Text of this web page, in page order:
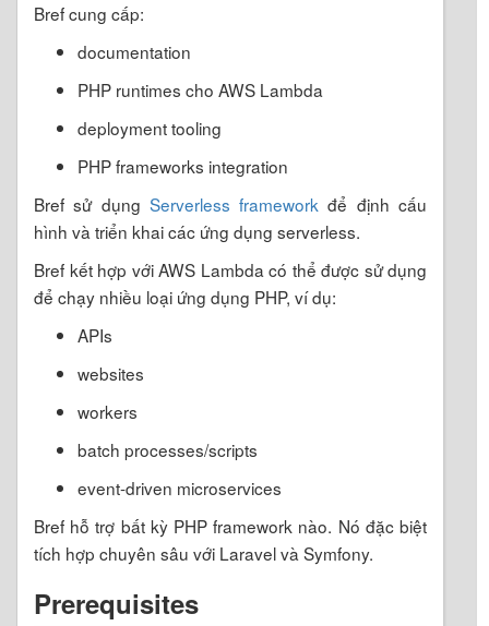
Bref cung cấp:
documentation
PHP runtimes cho AWS Lambda
deployment tooling
PHP frameworks integration
Bref sử dụng Serverless framework để định cấu
hình và triển khai các ứng dụng serverless.
Bref kết hợp với AWS Lambda có thể được sử dụng
để chạy nhiều loại ứng dụng PHP, ví dụ:
APIs
websites
workers
batch processes/scripts
event-driven microservices
Bref hỗ trợ bất kỳ PHP framework nào. Nó đặc biệt
tích hợp chuyên sâu với Laravel và Symfony.
Prerequisites